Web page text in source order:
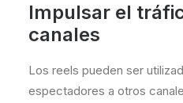
Impulsar el
canales
Los reels pueden ser
espectadores a otros